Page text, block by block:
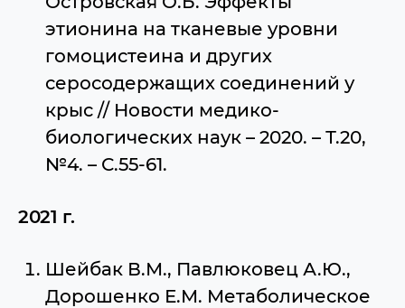
этионина на тканевые уровни
гомоцистеина и других
серосодержащих соединений у
крыс // Новости медико-
биологических наук – 2020. – Т.20,
№4. – С.55-61.
2021 г.
Шейбак В.М., Павлюковец А.Ю.,
Дорошенко Е.М. Метаболическое